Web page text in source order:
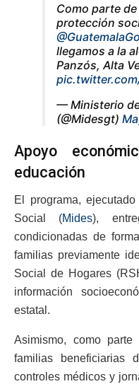
Como parte
protección
llegamos a la
Panzós, Alta
— Ministerio
(@Midesgt)
Apoyo
educación
El programa,
Social (Mides),
condicionadas de
familias previamente
Social de Hogares
información
estatal.
Asimismo, como
familias beneficiarias
controles médicos y